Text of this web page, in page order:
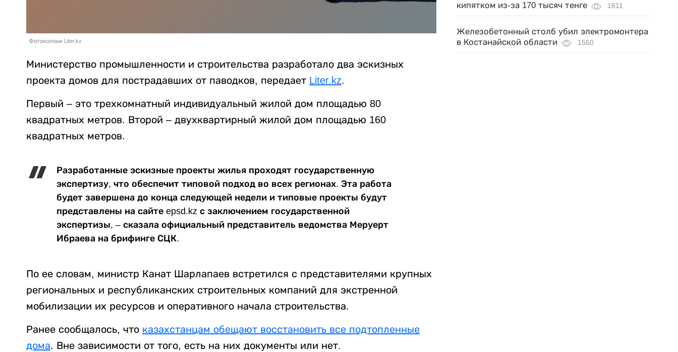
Фотоколлаж Liter.kz
Министерство промышленности и строительства разработало два эскизных
проекта домов для пострадавших от паводков, передает Liter.kz.
Первый – это трехкомнатный индивидуальный жилой дом площадью 80
квадратных метров. Второй – двухквартирный жилой дом площадью 160
квадратных метров.
Разработанные эскизные проекты жилья проходят государственную
экспертизу, что обеспечит типовой подход во всех регионах. Эта работа
будет завершена до конца следующей недели и типовые проекты будут
представлены на сайте epsd.kz с заключением государственной
экспертизы, – сказала официальный представитель ведомства Меруерт
Ибраева на брифинге СЦК.
По ее словам, министр Канат Шарлапаев встретился с представителями крупных
региональных и республиканских строительных компаний для экстренной
мобилизации их ресурсов и оперативного начала строительства.
Ранее сообщалось, что казахстанцам обещают восстановить все подтопленные
дома. Вне зависимости от того, есть на них документы или нет.
кипятком из-за 170 тысяч тенге
1611
Железобетонный столб убил электромонтера
в Костанайской области
1560